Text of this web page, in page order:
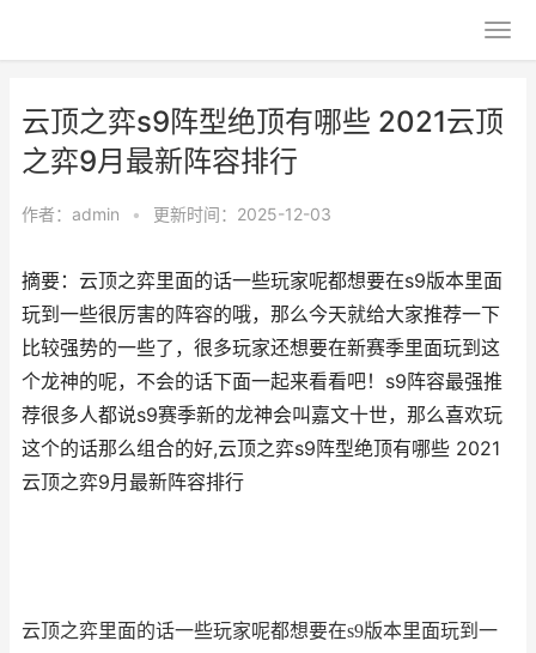
云顶之弈s9阵型绝顶有哪些 2021云顶
之弈9月最新阵容排行
作者： admin • 更新时间：2025-12-03
摘要：云顶之弈里面的话一些玩家呢都想要在s9版本里面
玩到一些很厉害的阵容的哦，那么今天就给大家推荐一下
比较强势的一些了，很多玩家还想要在新赛季里面玩到这
个龙神的呢，不会的话下面一起来看看吧！s9阵容最强推
荐很多人都说s9赛季新的龙神会叫嘉文十世，那么喜欢玩
这个的话那么组合的好,云顶之弈s9阵型绝顶有哪些 2021
云顶之弈9月最新阵容排行
云顶之弈里面的话一些玩家呢都想要在s9版本里面玩到一